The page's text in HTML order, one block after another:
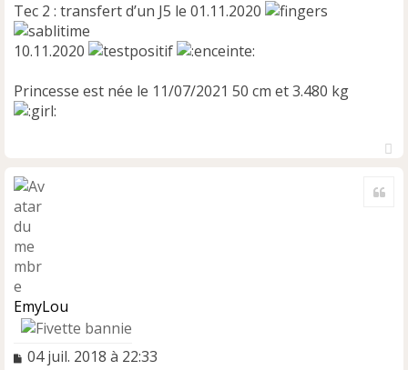
Tec 2 : transfert d’un J5 le 01.11.2020
10.11.2020
Princesse est née le 11/07/2021 50 cm et 3.480 kg
EmyLou
M
04 juil. 2018 à 22:33